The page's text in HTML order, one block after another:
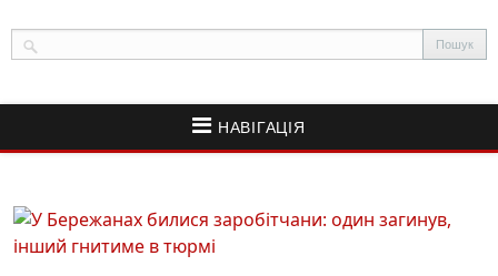
НАВІГАЦІЯ